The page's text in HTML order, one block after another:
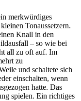
merkwürdiges
Tonaussetzern.
Knall in den
– so wie bei
all zu oft auf. Im
zu
und schaltete sich
einschalten, wenn
hatte. Das
spielen. Ein richtiges